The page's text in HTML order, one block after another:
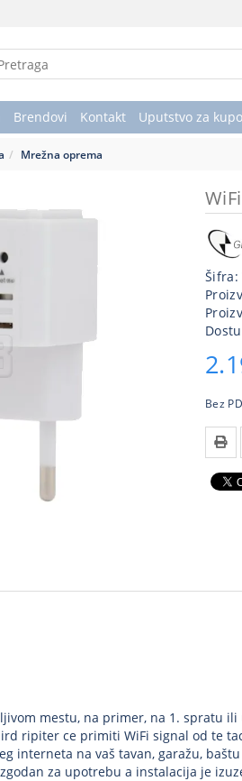
Brendovi Kontakt Uputstvo za
Mrežna oprema
Šifra:
Bez
mestu, na primer, na 1. spratu ili
ripiter ce primiti WiFi signal od te
interneta na vaš tavan, garažu,
za upotrebu a instalacija je